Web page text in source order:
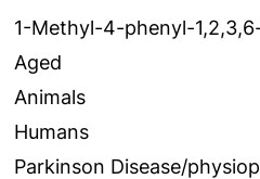
1-Methyl-4-phenyl-
Aged
Animals
Humans
Parkinson Disease/